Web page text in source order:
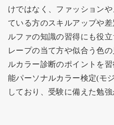
けではなく、ファッション
ている方のスキルアップや
ルファの知識の習得にも役
レープの当て方や似合う色
ルカラー診断のポイントを
能パーソナルカラー検定(モ
しており、受験に備えた勉強